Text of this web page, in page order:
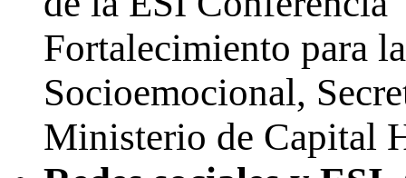
Fortalecimiento para
Socioemocional,
Ministerio de Capital